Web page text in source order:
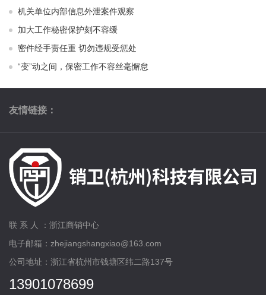
机关单位内部信息外泄案件观察
加大工作秘密保护刻不容缓
密件经手责任重 切勿违规受惩处
“变”动之间，保密工作不容丝毫懈怠
友情链接：
联 系 人 ：浙江商销中心
电子邮箱：zhejiangshangxiao@163.com
公司地址：浙江省杭州市钱塘区纬二路137号
13901078699